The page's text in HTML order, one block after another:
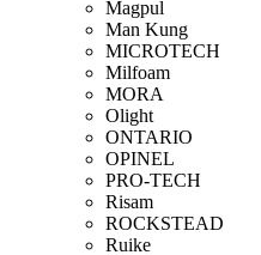
Magpul
Man Kung
MICROTECH
Milfoam
MORA
Olight
ONTARIO
OPINEL
PRO-TECH
Risam
ROCKSTEAD
Ruike